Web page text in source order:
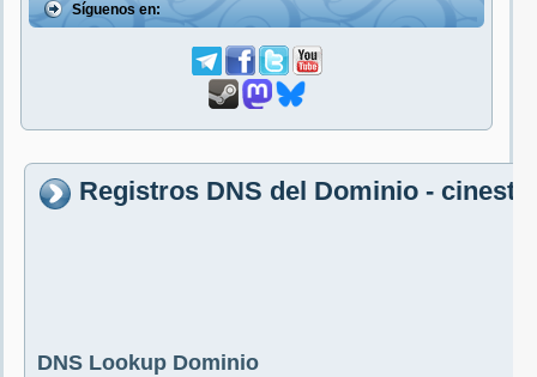
Síguenos en:
Registros DNS del Dominio -
DNS Lookup Dominio